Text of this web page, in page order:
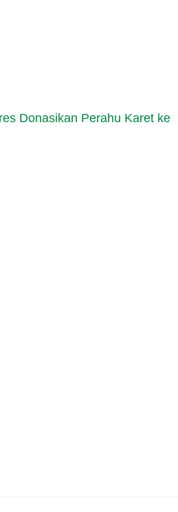
Donasikan Perahu Karet ke